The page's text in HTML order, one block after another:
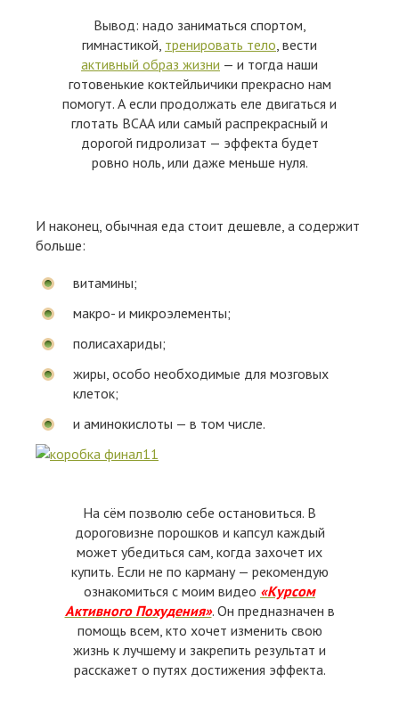
Вывод: надо заниматься спортом,
гимнастикой, тренировать тело, вести
активный образ жизни — и тогда наши
готовенькие коктейльичики прекрасно нам
помогут. А если продолжать еле двигаться и
глотать ВСАА или самый распрекрасный и
дорогой гидролизат — эффекта будет
ровно ноль, или даже меньше нуля.
И наконец, обычная еда стоит дешевле, а содержит
больше:
витамины;
макро- и микроэлементы;
полисахариды;
жиры, особо необходимые для мозговых
клеток;
и аминокислоты — в том числе.
На сём позволю себе остановиться. В
дороговизне порошков и капсул каждый
может убедиться сам, когда захочет их
купить. Если не по карману — рекомендую
ознакомиться с моим видео «Курсом
Активного Похудения». Он предназначен в
помощь всем, кто хочет изменить свою
жизнь к лучшему и закрепить результат и
расскажет о путях достижения эффекта.